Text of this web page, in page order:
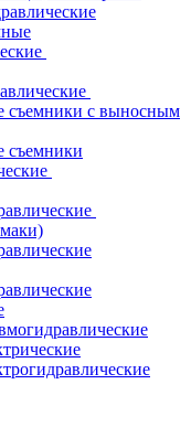
cъемники с выносным
съемники